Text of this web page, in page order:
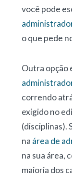
você pode
o que pede
Outra opção
correndo
exigido no
(disciplinas).
na área de
na sua área,
maioria dos